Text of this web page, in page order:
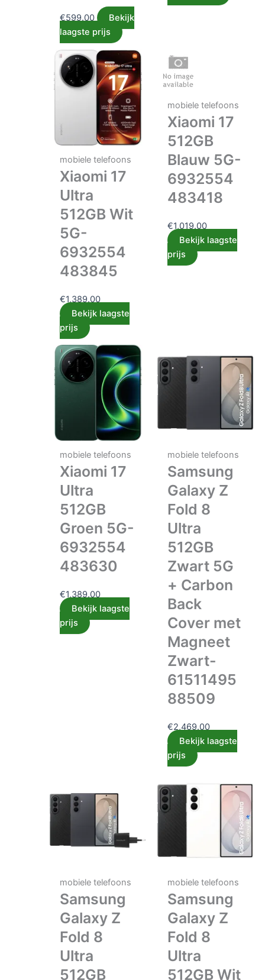
€599.00
Bekijk
laagste prijs
mobiele telefoons
Xiaomi 17
Ultra
512GB Wit
5G-
6932554
483845
€1,389.00
Bekijk laagste
prijs
mobiele telefoons
Xiaomi 17
512GB
Blauw 5G-
6932554
483418
€1,019.00
Bekijk laagste
prijs
mobiele telefoons
Xiaomi 17
Ultra
512GB
Groen 5G-
6932554
483630
€1,389.00
Bekijk laagste
prijs
mobiele telefoons
Samsung
Galaxy Z
Fold 8
Ultra
512GB
Zwart 5G
+ Carbon
Back
Cover met
Magneet
Zwart-
61511495
88509
€2,469.00
Bekijk laagste
prijs
mobiele telefoons
Samsung
Galaxy Z
Fold 8
Ultra
512GB
mobiele telefoons
Samsung
Galaxy Z
Fold 8
Ultra
512GB Wit